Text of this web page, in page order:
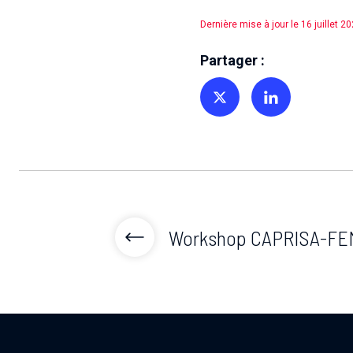
Dernière mise à jour le 16 juillet
Partager :
Partager sur TwitterPartager sur Linkedin
Workshop CAPRISA-